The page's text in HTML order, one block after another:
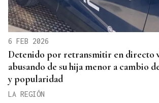
6 FEB 2026
Detenido por retransmitir en directo
abusando de su hija menor a cambio
y popularidad
LA REGIÓN